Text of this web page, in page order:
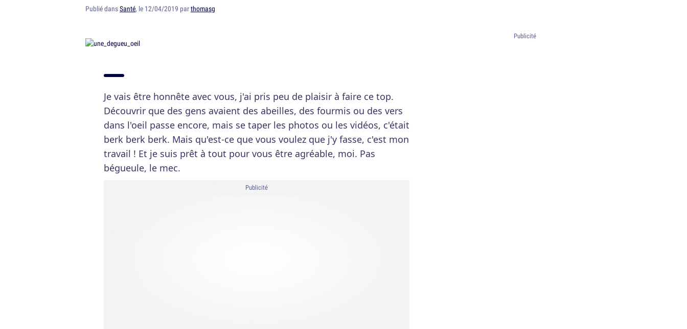
Publié dansSanté, le 12/04/2019 parthomasg
Je vais être honnête avec vous, j'ai pris peu de plaisir à faire ce top.
Découvrir que des gens avaient des abeilles, des fourmis ou des vers
dans l'oeil passe encore, mais se taper les photos ou les vidéos, c'était
berk berk berk. Mais qu'est-ce que vous voulez que j'y fasse, c'est mon
travail ! Et je suis prêt à tout pour vous être agréable, moi. Pas
bégueule, le mec.
Publicité